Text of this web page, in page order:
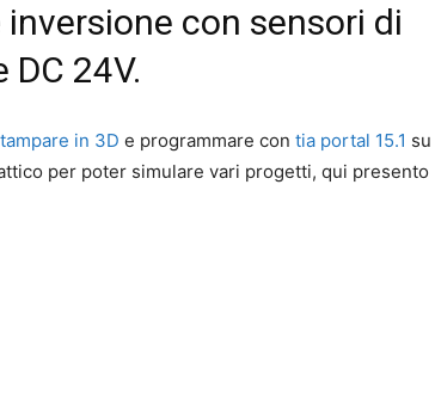
con sensori di
24V.
in 3D e programmare con tia portal 15.1 su
per poter simulare vari progetti, qui presento